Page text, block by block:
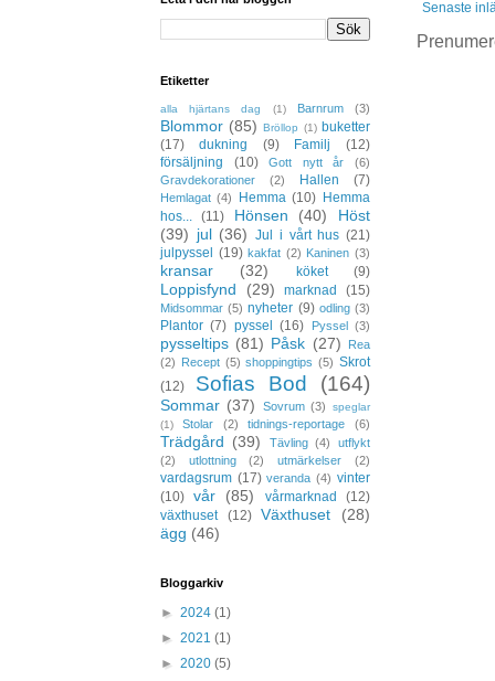
Senaste
Etiketter
alla hjärtans dag (1) Barnrum (3)
Blommor (85) Bröllop (1) buketter
(17)
dukning (9) Familj
(12)
försäljning
(10) Gott nytt år
(6)
Gravdekorationer
(2) Hallen (7)
Hemlagat (4) Hemma (10) Hemma
hos...
(11) Hönsen (40)
Höst
(39) jul (36) Jul i vårt hus (21)
julpyssel
(19) kakfat (2) Kaninen (3)
kransar (32) köket (9)
Loppisfynd (29) marknad (15)
Midsommar (5) nyheter (9) odling (3)
Plantor (7) pyssel (16) Pyssel (3)
pysseltips (81) Påsk (27)
Rea
(2) Recept (5) shoppingtips (5) Skrot
(12)
Sofias Bod (164)
Sommar (37) Sovrum (3)
speglar
(1)
Stolar (2) tidnings-reportage (6)
Trädgård (39) Tävling (4)
utflykt
(2)
utlottning (2) utmärkelser (2)
vardagsrum (17) veranda (4) vinter
(10) vår (85) vårmarknad
(12)
växthuset
(12) Växthuset
(28)
ägg (46)
Bloggarkiv
► 2024 (1)
► 2021 (1)
► 2020 (5)